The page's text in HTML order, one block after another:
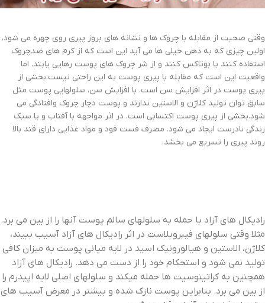
وقتی صحبت از مقابله با چروک ها و نشانه های بروز پیری روی چهره می شود،
اولین چیزی که به ذهن خیلی ها می آید این است که از کرم های ضدچروک
استفاده کنند یا بوتاکس کنند و از شر چروک های پوست رهایی یابند. اما
واقعیت این است که مقابله با پیری پوست به این راحتی نیست.بخشی از
پیری پوست در اثر افزایش سن است. با افزایش سن، سلولهایی پوست مثل
سابق توان تولید کلاژن و الاستین ندارند و پوست دچار چروک وافتادگی می
شود.بخشی از پیری پوست اکتسابی است. در اثر مواجهه با آفتاب و یا سبک
زندگی نادرست ایجاد می شود. مصرف فست فود و مواد غذایی دارای قند بالا
روند پیری را تسریع می بخشد.
رادیکال های آزاد با حمله به سلولهای سالم پوست آنها را از بین می برد.
مثلا وقتی سلولهای فیبروبلاست در اثر رادیکال های آزاد آسیب ببیند،
کلاژن، الاستین و هیالورونیک اسید در لایه میانی پوست به میزان کافی
تولید نمی شود و استحکام خود را از دست می دهد. رادیکال های آزاد
همچنین به کراتینوسیت ها حمله میکند و سلولهای اصلی لایه اپیدرم را
از بین می برد. بنابراین پوست نازک شده و بیشتر در معرض آسیب های